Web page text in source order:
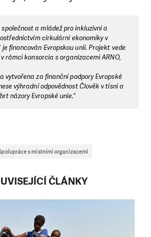
a mládež pro inkluzivní a
cirkulární ekonomiky v
je financován Evropskou unií. Projekt vede
rámci konsorcia s organizacemi ARNO,
vytvořena za finanční podpory Evropské
výhradní odpovědnost Člověk v tísni a
názory Evropské unie.“
s místními organizacemi
ČLÁNKY